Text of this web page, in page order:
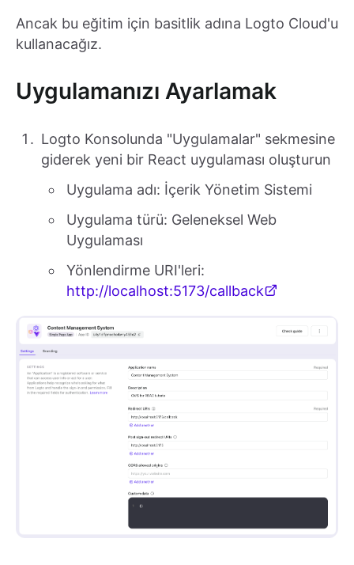
Ancak bu eğitim için basitlik adına Logto Cloud'u
kullanacağız.
Uygulamanızı Ayarlamak
Logto Konsolunda "Uygulamalar" sekmesine
giderek yeni bir React uygulaması oluşturun
Uygulama adı: İçerik Yönetim Sistemi
Uygulama türü: Geleneksel Web
Uygulaması
Yönlendirme URI'leri:
http://localhost:5173/callback